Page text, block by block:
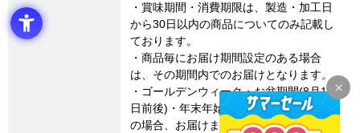
・賞味期間・消費期限は、製造・加工日
から30日以内の商品についてのみ記載し
ております。
・商品毎にお届け期間設定のある場合
は、その期間内でのお届けとなります。
・ゴールデンウィーク・お盆期間(8月15
日前後)・年末年始など連休に係るご注文
の場合、お届けまでに14日程度かかる場